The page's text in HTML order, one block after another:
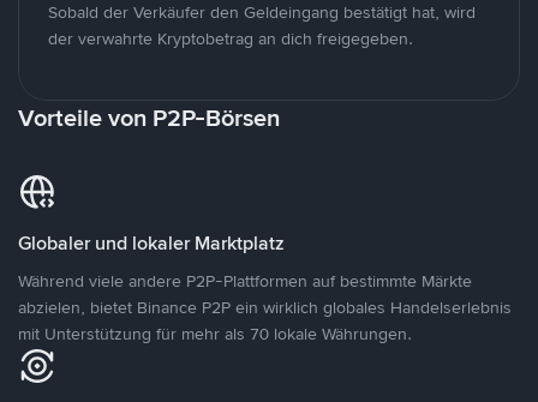
Sobald der Verkäufer den Geldeingang bestätigt hat, wird
der verwahrte Kryptobetrag an dich freigegeben.
Vorteile von P2P-Börsen
Globaler und lokaler Marktplatz
Während viele andere P2P-Plattformen auf bestimmte Märkte
abzielen, bietet Binance P2P ein wirklich globales Handelserlebnis
mit Unterstützung für mehr als 70 lokale Währungen.